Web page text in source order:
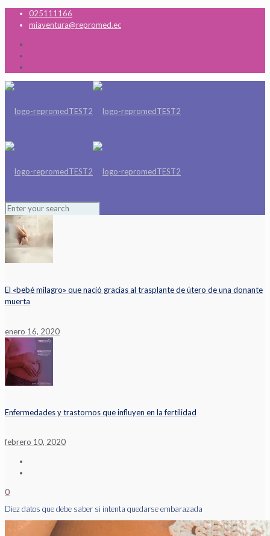
025111166
miaventura@repromed.ec
El «bebé milagro» que nació gracias al trasplante de útero de una donante
muerta
enero 16, 2020
Enfermedades y trastornos que influyen en la fertilidad
febrero 10, 2020
0
Diez datos que debe saber si intenta quedarse embarazada